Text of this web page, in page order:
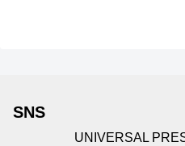
SNS
UNIVERSAL